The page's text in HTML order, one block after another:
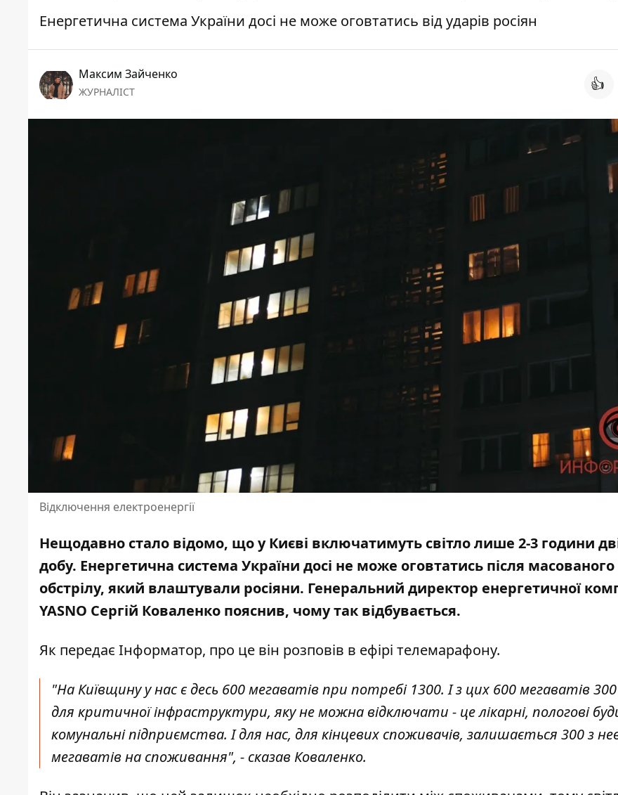
Енергетична система України досі не може оговтатись від ударів росіян
Максим Зайченко
ЖУРНАЛІСТ 👍
Відключення електроенергії
Нещодавно стало відомо, щоу Києві включатимуть світло лише 2-3 години
добу. Енергетична система України досі не може оговтатись після масованого
обстрілу, який влаштували росіяни. Генеральний директор енергетичної
YASNO Сергій Коваленко пояснив, чому так відбувається.
Як передає Інформатор, про це він розповів в ефірі телемарафону.
"На Київщину у нас є десь 600 мегаватів при потребі 1300. І з цих 600 мегаватів
для критичної інфраструктури, яку не можна відключати - це лікарні, пологові
комунальні підприємства. І для нас, для кінцевих споживачів, залишається 300 з
мегаватів на споживання", - сказав Коваленко.